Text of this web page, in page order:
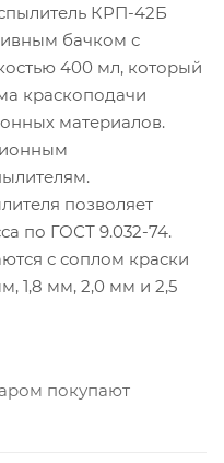
КРП-42Б
бачком с
400 мл, который
краскоподачи
материалов.
позволяет
по ГОСТ 9.032-74.
с соплом краски
1,8 мм, 2,0 мм и 2,5
покупают